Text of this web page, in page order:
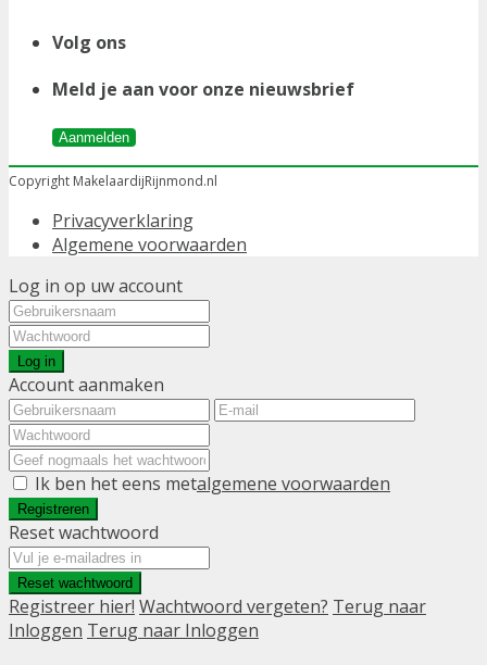
Volg ons
Meld je aan voor onze nieuwsbrief
Aanmelden
Copyright MakelaardijRijnmond.nl
Privacyverklaring
Algemene voorwaarden
Log in op uw account
Log in
Account aanmaken
Ik ben het eens metalgemene voorwaarden
Registreren
Reset wachtwoord
Reset wachtwoord
Registreer hier! Wachtwoord vergeten? Terug naar
Inloggen Terug naar Inloggen